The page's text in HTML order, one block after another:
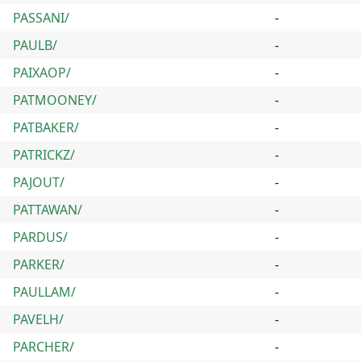
PASSANI/
-
PAULB/
-
PAIXAOP/
-
PATMOONEY/
-
PATBAKER/
-
PATRICKZ/
-
PAJOUT/
-
PATTAWAN/
-
PARDUS/
-
PARKER/
-
PAULLAM/
-
PAVELH/
-
PARCHER/
-